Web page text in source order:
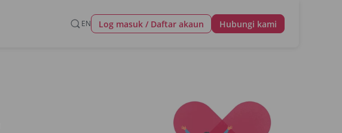
EN Log masuk / Daftar akaun Hubungi kami